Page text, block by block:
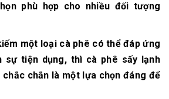
phù hợp cho nhiều đối tượng
một loại cà phê có thể đáp ứng
sự tiện dụng, thì cà phê sấy lạnh
chắn là một lựa chọn đáng để